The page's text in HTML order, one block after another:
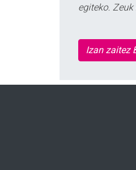
egiteko.
Izan zaitez